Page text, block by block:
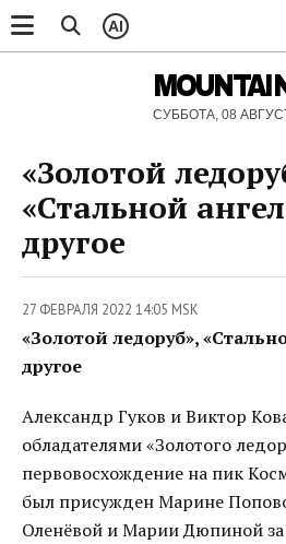
AI
СУББОТА, 08
«Золотой
«Стальной
другое
27 ФЕВРАЛЯ 2022 14:05 MSK
«Золотой ледоруб»,
другое
Александр Гуков и Виктор
обладателями «Золотого
первовосхождение на пик
был присужден Марине
Оленёвой и Марии Дюпиной